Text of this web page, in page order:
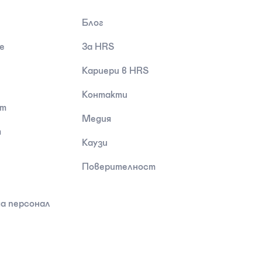
персонал
Блог
За HRS
Кариери в HRS
Контакти
Медия
Каузи
Поверителност